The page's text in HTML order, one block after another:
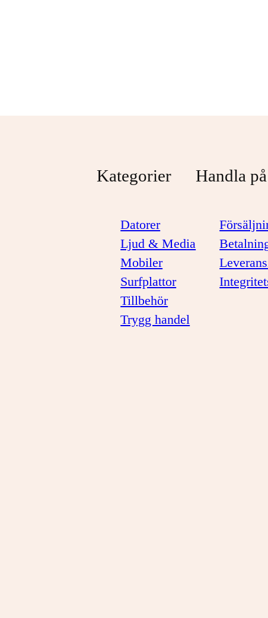
Kategorier
Datorer
Ljud & Media
Mobiler
Surfplattor
Tillbehör
Trygg handel
Handla